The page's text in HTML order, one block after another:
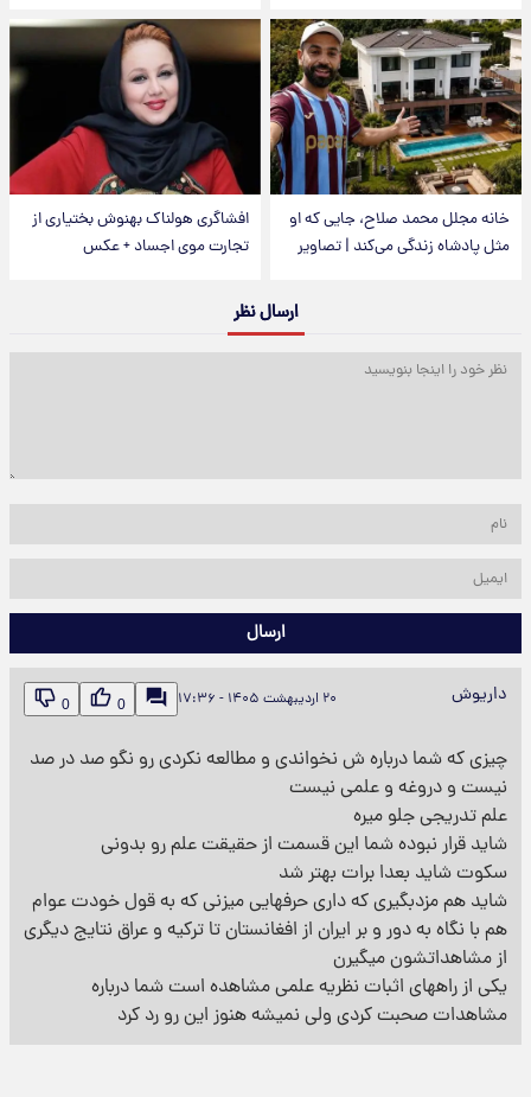
خانه مجلل محمد صلاح، جایی که او
مثل پادشاه زندگی می‌کند | تصاویر
افشاگری هولناک بهنوش بختیاری از
تجارت موی اجساد + عکس
ارسال نظر
ارسال
داریوش ۲۰ اردیبهشت ۱۴۰۵ - ۱۷:۳۶ 0
0
چیزی که شما درباره ش نخواندی و مطالعه نکردی رو نگو صد در صد
نیست و دروغه و علمی نیست
علم تدریجی جلو میره
شاید قرار نبوده شما این قسمت از حقیقت علم رو بدونی
سکوت شاید بعدا برات بهتر شد
شاید هم مزدبگیری که داری حرفهایی میزنی که به قول خودت عوام
هم با نگاه به دور و بر ایران از افغانستان تا ترکیه و عراق نتایج دیگری
از مشاهداتشون میگیرن
یکی از راههای اثبات نظریه علمی مشاهده است شما درباره
مشاهدات صحبت کردی ولی نمیشه هنوز این رو رد کرد